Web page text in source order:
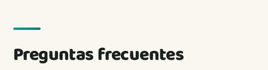
Preguntas frecuentes